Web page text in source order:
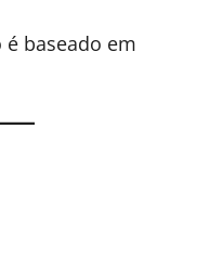
baseado em